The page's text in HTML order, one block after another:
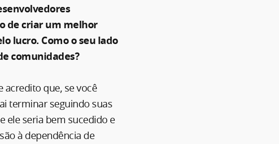
de criar um melhor
lucro. Como o seu lado
comunidades?
acredito que, se você
terminar seguindo suas
ele seria bem sucedido e
à dependência de